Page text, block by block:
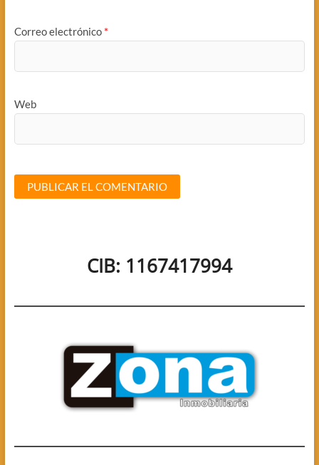
Correo electrónico *
Web
CIB: 1167417994